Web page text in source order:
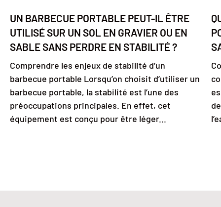
UN BARBECUE PORTABLE PEUT-IL ÊTRE
UTILISÉ SUR UN SOL EN GRAVIER OU EN
SABLE SANS PERDRE EN STABILITÉ ?
Comprendre les enjeux de stabilité d’un
barbecue portable Lorsqu’on choisit d’utiliser un
barbecue portable, la stabilité est l’une des
préoccupations principales. En effet, cet
équipement est conçu pour être léger...